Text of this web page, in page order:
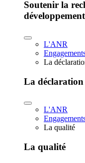
Soutenir la
L'ANR
La
La déclaration
L'ANR
La qualité
La qualité